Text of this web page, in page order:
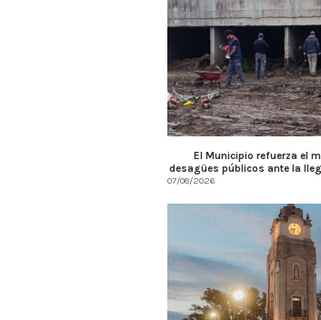
El Municipio refuerza el
desagües públicos ante la
07/08/2026